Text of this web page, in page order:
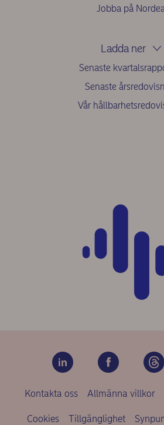
Jobba på
Ladda ner
Senaste
Senaste
Vår
Kontakta oss Allmänna villkor
Cookies Tillgänglighet